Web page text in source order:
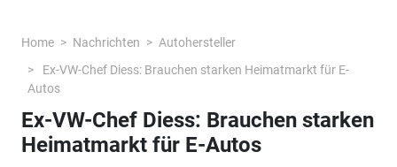
Home Nachrichten
Autohersteller
Ex-VW-Chef Diess: Brauchen starken Heimatmarkt für E-
Autos
Ex-VW-Chef Diess: Brauchen starken
Heimatmarkt für E-Autos